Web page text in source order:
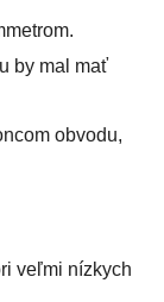
by mal mať
obvodu,
veľmi nízkych